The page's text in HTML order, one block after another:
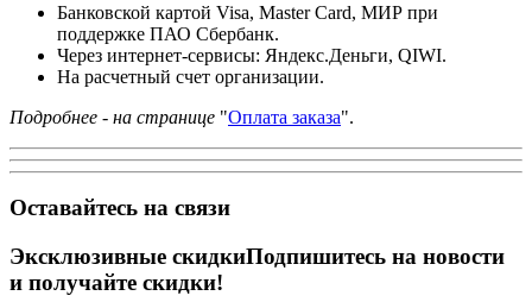
Банковской картой Visa, Master Card, МИР при
поддержке ПАО Сбербанк.
Через интернет-сервисы: Яндекс.Деньги, QIWI.
На расчетный счет организации.
Подробнее - на странице "Оплата заказа".
Оставайтесь на связи
Эксклюзивные скидкиПодпишитесь на новости
и получайте скидки!